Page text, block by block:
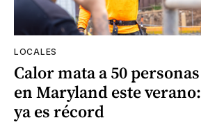
LOCALES
Calor mata a 50 personas
en Maryland este verano:
ya es récord